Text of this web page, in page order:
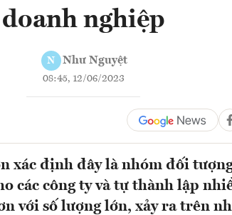
doanh nghiệp
N Như Nguyệt
08:45, 12/06/2023
xác định đây là nhóm đối
các công ty và tự thành lập
với số lượng lớn, xảy ra trên